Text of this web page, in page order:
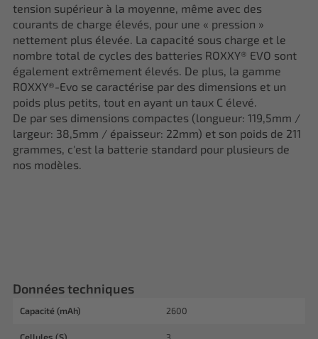
tension supérieur à la moyenne, même avec des
courants de charge élevés, pour une « pression »
nettement plus élevée. La capacité sous charge et le
nombre total de cycles des batteries ROXXY® EVO sont
également extrêmement élevés. De plus, la gamme
ROXXY®-Evo se caractérise par des dimensions et un
poids plus petits, tout en ayant un taux C élevé.
De par ses dimensions compactes (longueur: 119,5mm /
largeur: 38,5mm / épaisseur: 22mm) et son poids de 211
grammes, c'est la batterie standard pour plusieurs de
nos modèles.
Données techniques
Capacité (mAh) 2600